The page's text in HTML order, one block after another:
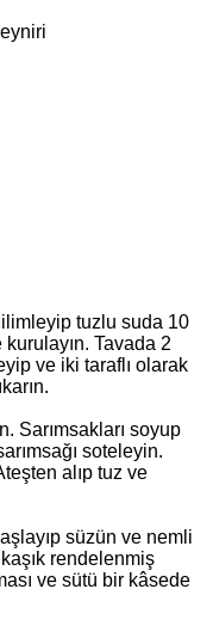
tuzlu suda 10
Tavada 2
ve iki taraflı olarak
Sarımsakları soyup
soteleyin.
alıp tuz ve
süzün ve nemli
rendelenmiş
ve sütü bir kâsede